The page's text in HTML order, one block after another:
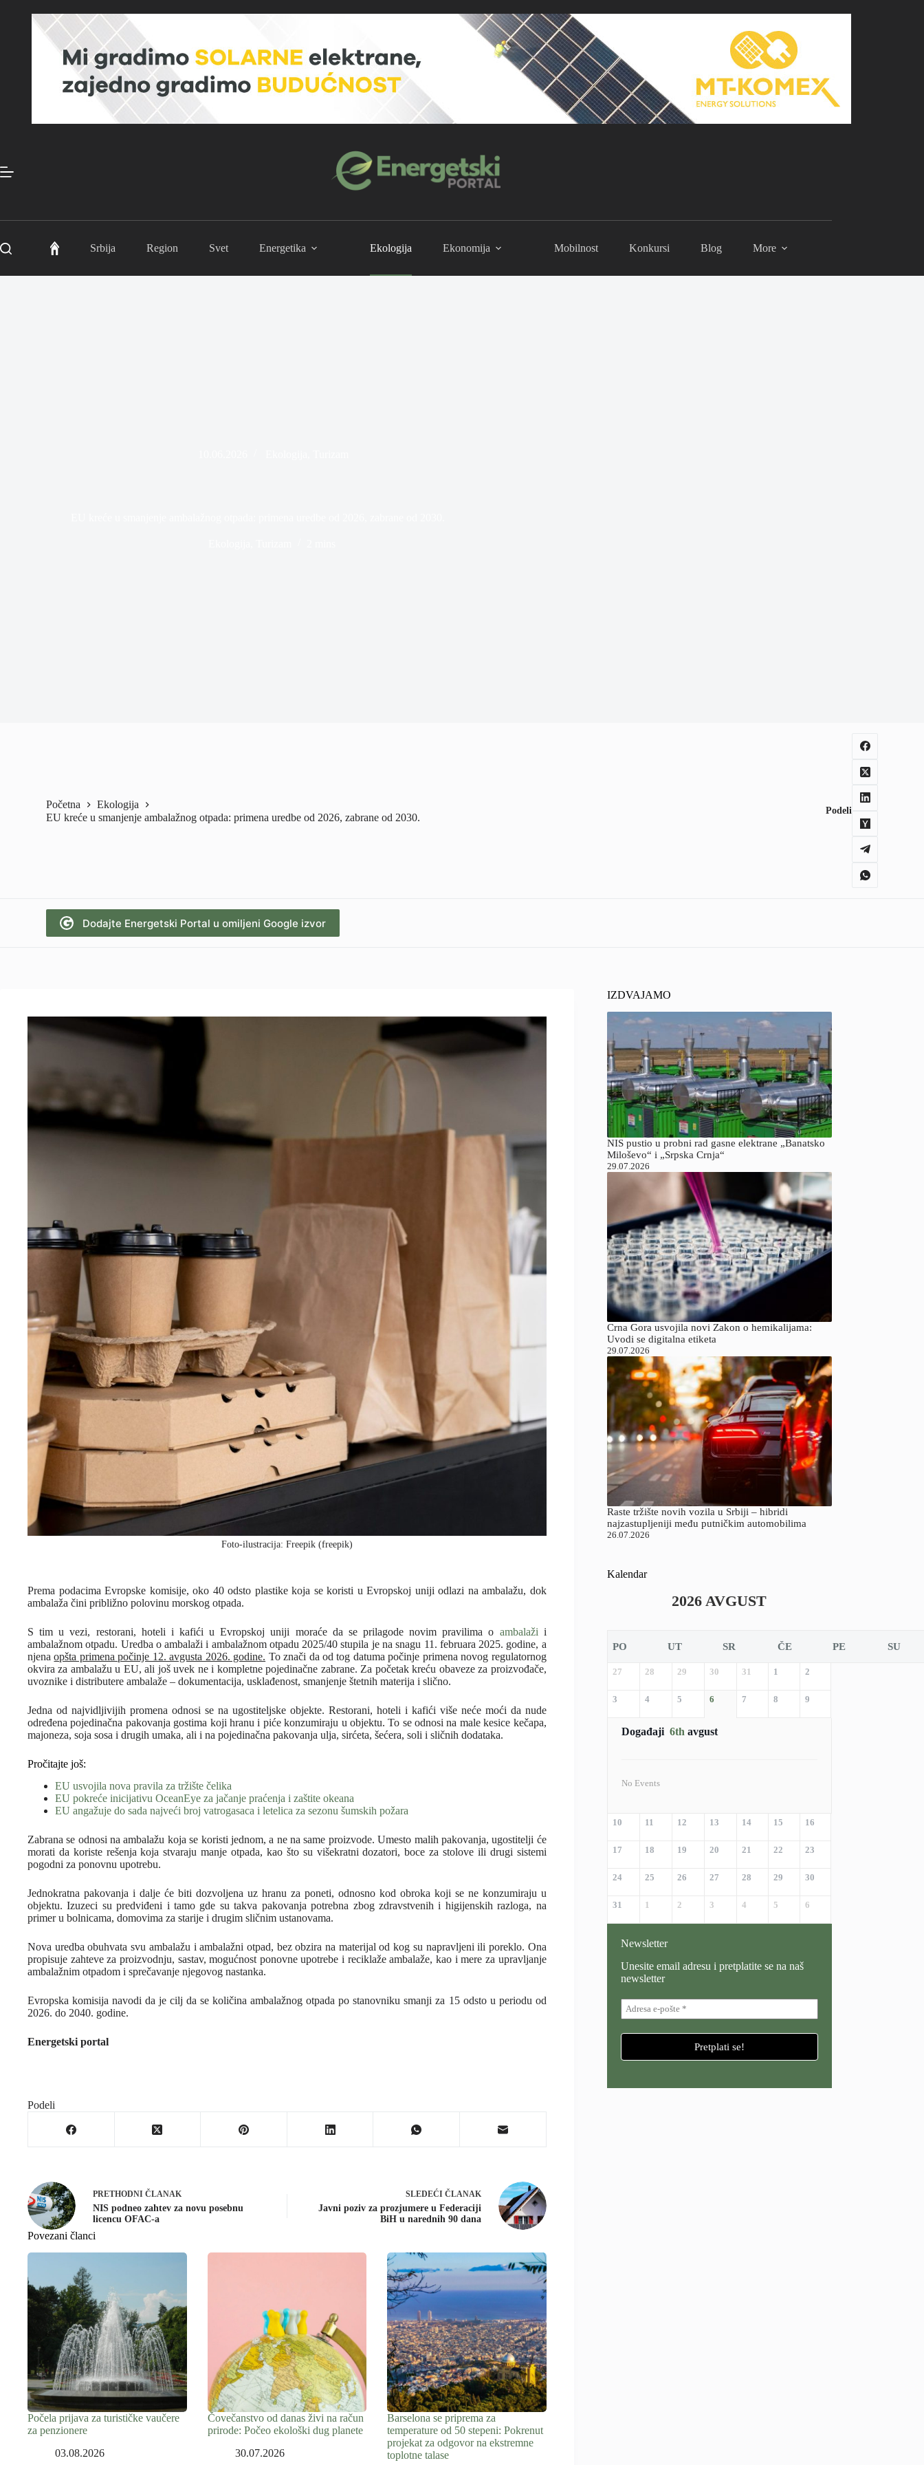
Srbija Region Svet Energetika Ekologija Ekonomija Mobilnost Konkursi Blog More
Početna
Ekologija
EU kreće u smanjenje ambalažnog otpada: primena uredbe od 2026, zabrane od 2030.
Podeli
Dodajte Energetski Portal u omiljeni Google izvor
Foto-ilustracija: Freepik (freepik)
Prema podacima Evropske komisije, oko 40 odsto plastike koja se koristi u Evropskoj uniji odlazi na ambalažu, dok
ambalaža čini približno polovinu morskog otpada.
S tim u vezi, restorani, hoteli i kafići u Evropskoj uniji moraće da se prilagode novim pravilima o ambalaži i
ambalažnom otpadu. Uredba o ambalaži i ambalažnom otpadu 2025/40 stupila je na snagu 11. februara 2025. godine, a
njenaopšta primena počinje 12. avgusta 2026. godine. To znači da od tog datuma počinje primena novog regulatornog
okvira za ambalažu u EU, ali još uvek ne i kompletne pojedinačne zabrane. Za početak kreću obaveze za proizvođače,
uvoznike i distributere ambalaže – dokumentacija, usklađenost, smanjenje štetnih materija i slično.
Jedna od najvidljivijih promena odnosi se na ugostiteljske objekte. Restorani, hoteli i kafići više neće moći da nude
određena pojedinačna pakovanja gostima koji hranu i piće konzumiraju u objektu. To se odnosi na male kesice kečapa,
majoneza, soja sosa i drugih umaka, ali i na pojedinačna pakovanja ulja, sirćeta, šećera, soli i sličnih dodataka.
Pročitajte još:
EU usvojila nova pravila za tržište čelika
EU pokreće inicijativu OceanEye za jačanje praćenja i zaštite okeana
EU angažuje do sada najveći broj vatrogasaca i letelica za sezonu šumskih požara
Zabrana se odnosi na ambalažu koja se koristi jednom, a ne na same proizvode. Umesto malih pakovanja, ugostitelji će
morati da koriste rešenja koja stvaraju manje otpada, kao što su višekratni dozatori, boce za stolove ili drugi sistemi
pogodni za ponovnu upotrebu.
Jednokratna pakovanja i dalje će biti dozvoljena uz hranu za poneti, odnosno kod obroka koji se ne konzumiraju u
objektu. Izuzeci su predviđeni i tamo gde su takva pakovanja potrebna zbog zdravstvenih i higijenskih razloga, na
primer u bolnicama, domovima za starije i drugim sličnim ustanovama.
Nova uredba obuhvata svu ambalažu i ambalažni otpad, bez obzira na materijal od kog su napravljeni ili poreklo. Ona
propisuje zahteve za proizvodnju, sastav, mogućnost ponovne upotrebe i reciklaže ambalaže, kao i mere za upravljanje
ambalažnim otpadom i sprečavanje njegovog nastanka.
Evropska komisija navodi da je cilj da se količina ambalažnog otpada po stanovniku smanji za 15 odsto u periodu od
2026. do 2040. godine.
Energetski portal
Podeli
PRETHODNI ČLANAK
NIS podneo zahtev za novu posebnu
licencu OFAC-a
SLEDEĆI ČLANAK
Javni poziv za prozjumere u Federaciji
BiH u narednih 90 dana
Povezani članci
Počela prijava za turističke vaučere
za penzionere
03.08.2026
Čovečanstvo od danas živi na račun
prirode: Počeo ekološki dug planete
30.07.2026
Barselona se priprema za
temperature od 50 stepeni: Pokrenut
projekat za odgovor na ekstremne
toplotne talase
IZDVAJAMO
NIS pustio u probni rad gasne elektrane „Banatsko
Miloševo“ i „Srpska Crnja“
29.07.2026
Crna Gora usvojila novi Zakon o hemikalijama:
Uvodi se digitalna etiketa
29.07.2026
Raste tržište novih vozila u Srbiji – hibridi
najzastupljeniji među putničkim automobilima
26.07.2026
Kalendar
2026 AVGUST
PO UT SR ČE PE SU
27 28 29 30 31 1 2
3 4 5 6 7 8 9
Događaji 6th avgust
No Events
10 11 12 13 14 15 16
17 18 19 20 21 22 23
24 25 26 27 28 29 30
31 1 2 3 4 5 6
Newsletter
Unesite email adresu i pretplatite se na naš
newsletter